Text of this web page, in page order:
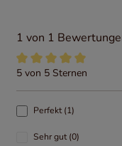
1 von 1
Durchschnittliche
5 von 5 Sternen
Perfekt (1)
Sehr gut (0)